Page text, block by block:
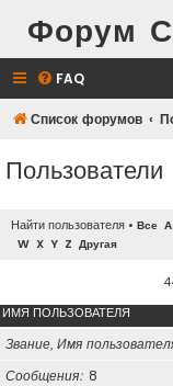
Форум
FAQ
Список форумов
Пользователи
Найти пользователя • Все A
W X Y Z Другая
ИМЯ ПОЛЬЗОВАТЕЛЯ
Звание, Имя
Сообщения 8